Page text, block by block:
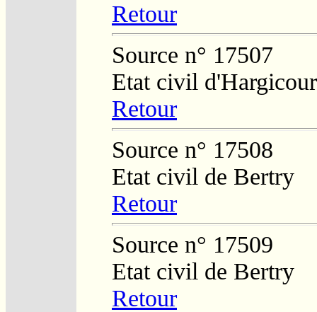
Retour
Source n° 17507
Etat civil
Retour
Source n° 17508
Etat civil de Bertry
Retour
Source n° 17509
Etat civil de Bertry
Retour